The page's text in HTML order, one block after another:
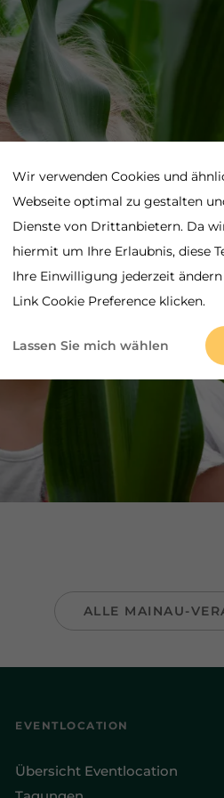
Wir verwenden Cookies und
Webseite optimal zu gestalten
Dienste von Drittanbietern. Da
hiermit um Ihre Erlaubnis, diese
Ihre Einwilligung jederzeit
Link Cookie Preference klicken.
Lassen Sie mich wählen
ALLE MAINAU-
EVENTLOCATION
Übersicht Eventlocation